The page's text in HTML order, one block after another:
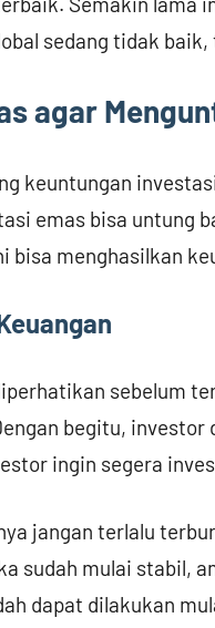
sedang tidak
agar
keuntungan
emas bisa untung
bisa menghasilkan
sebelum
begitu,
ingin segera
jangan terlalu
sudah mulai stabil,
dapat dilakukan